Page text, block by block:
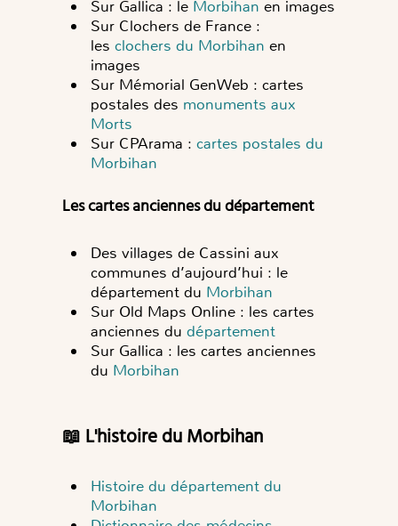
Sur Gallica : le Morbihan en images
Sur Clochers de France :
lesclochers du Morbihan en
images
Sur Mémorial GenWeb : cartes
postales des monuments aux
Morts
Sur CPArama :cartes postales du
Morbihan
Les cartes anciennes du département
Des villages de Cassini aux
communes d’aujourd’hui : le
département du Morbihan
Sur Old Maps Online : les cartes
anciennes dudépartement
Sur Gallica : les cartes anciennes
du Morbihan
📖 L'histoire du Morbihan
Histoire du département du
Morbihan